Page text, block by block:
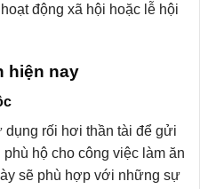
động xã hội hoặc lễ hội
hiện nay
rối hơi thần tài để gửi
hộ cho công việc làm ăn
sẽ phù hợp với những sự